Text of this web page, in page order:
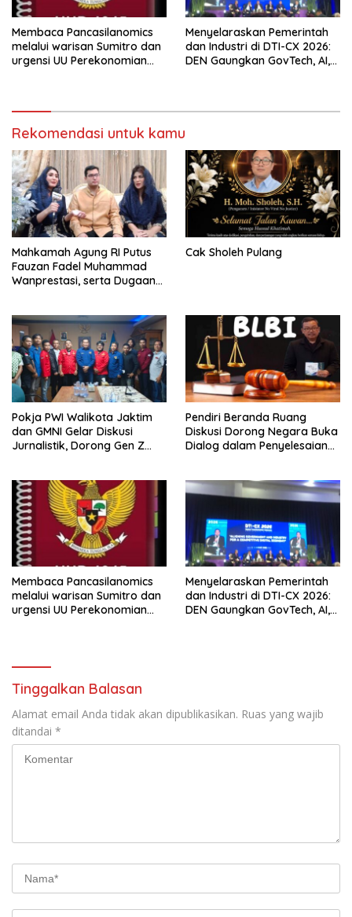
Membaca Pancasilanomics
melalui warisan Sumitro dan
urgensi UU Perekonomian
Menyelaraskan Pemerintah
dan Industri di DTI-CX 2026:
DEN Gaungkan GovTech, AI,
Rekomendasi untuk kamu
Mahkamah Agung RI Putus
Fauzan Fadel Muhammad
Wanprestasi, serta Dugaan
Cak Sholeh Pulang
Pokja PWI Walikota Jaktim
dan GMNI Gelar Diskusi
Jurnalistik, Dorong Gen Z
Pendiri Beranda Ruang
Diskusi Dorong Negara Buka
Dialog dalam Penyelesaian
Membaca Pancasilanomics
melalui warisan Sumitro dan
urgensi UU Perekonomian
Menyelaraskan Pemerintah
dan Industri di DTI-CX 2026:
DEN Gaungkan GovTech, AI,
Tinggalkan Balasan
Alamat email Anda tidak akan dipublikasikan. Ruas yang wajib
ditandai *